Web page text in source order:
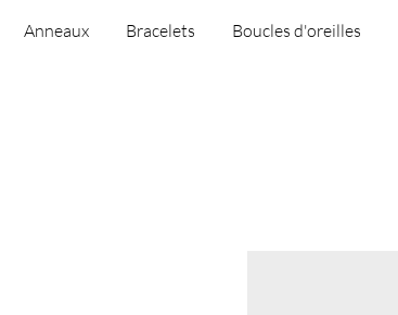
Anneaux Bracelets Boucles d'oreilles